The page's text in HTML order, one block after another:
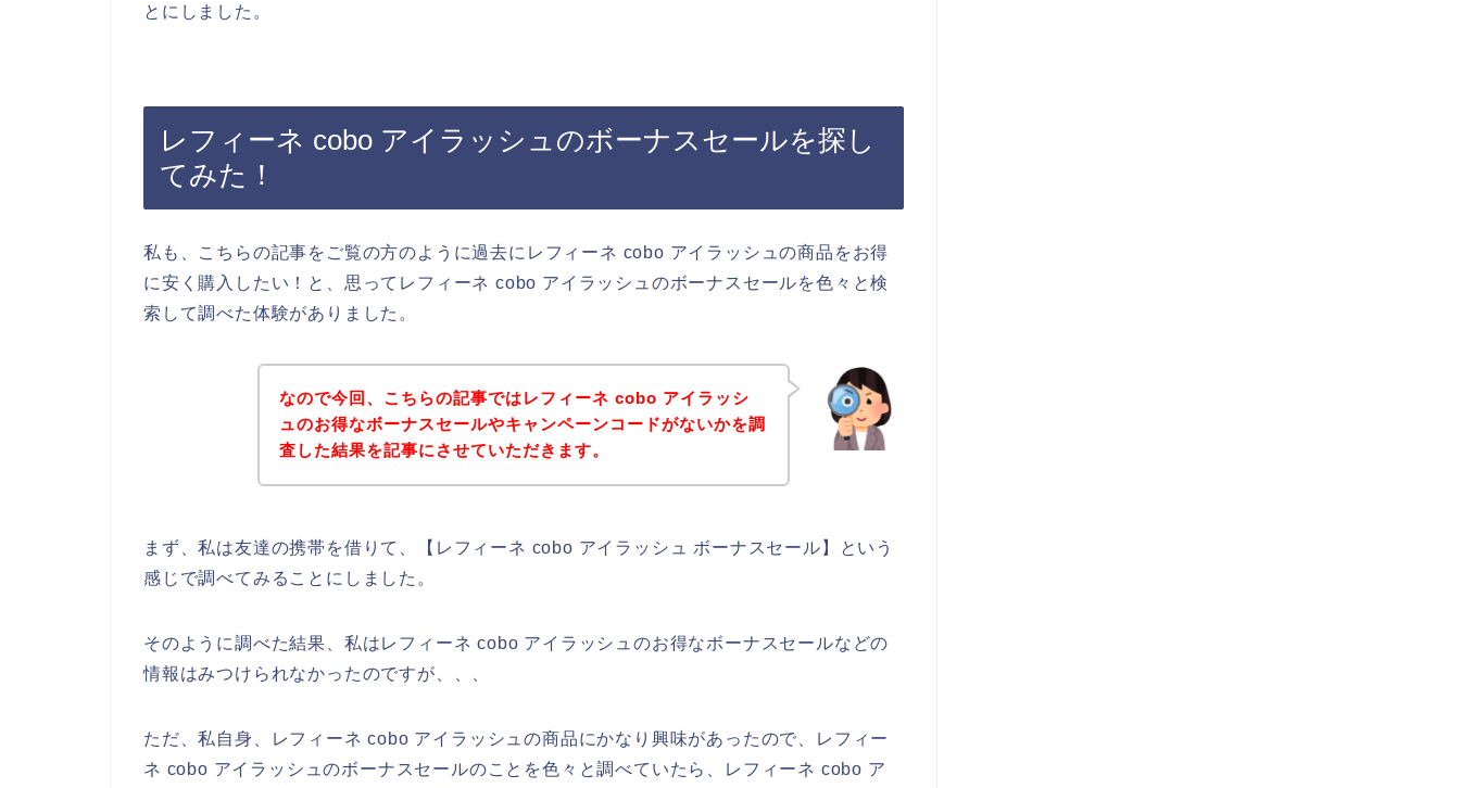
とにしました。
レフィーネ cobo アイラッシュのボーナスセールを探し
てみた！
私も、こちらの記事をご覧の方のように過去にレフィーネ cobo アイラッシュの商品をお得
に安く購入したい！と、思ってレフィーネ cobo アイラッシュのボーナスセールを色々と検
索して調べた体験がありました。
なので今回、こちらの記事ではレフィーネ cobo アイラッシ
ュのお得なボーナスセールやキャンペーンコードがないかを調
査した結果を記事にさせていただきます。
まず、私は友達の携帯を借りて、【レフィーネ cobo アイラッシュ ボーナスセール】という
感じで調べてみることにしました。
そのように調べた結果、私はレフィーネ cobo アイラッシュのお得なボーナスセールなどの
情報はみつけられなかったのですが、、、
ただ、私自身、レフィーネ cobo アイラッシュの商品にかなり興味があったので、レフィー
ネ cobo アイラッシュのボーナスセールのことを色々と調べていたら、レフィーネ cobo ア